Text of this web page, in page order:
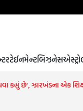
બિઝનેસ
કહ્યું છે', ઝારખંડના એક